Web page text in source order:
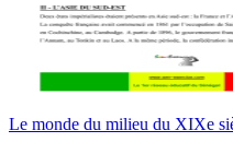
Le monde du milieu du XIXe